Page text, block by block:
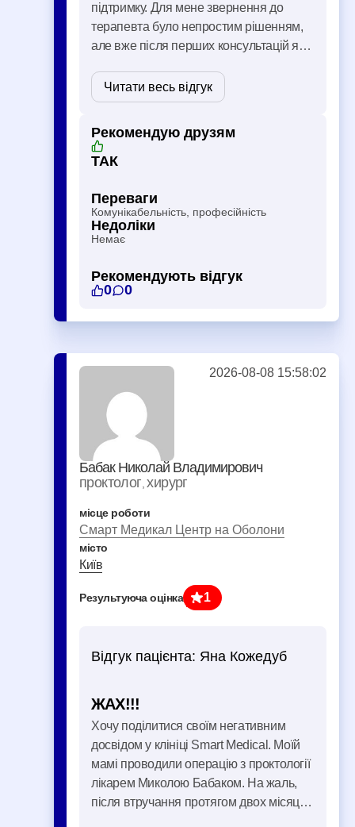
підтримку. Для мене звернення до
терапевта було непростим рішенням,
але вже після перших консультацій я
правильному місці. Дуже сподобалося,
що спілкування проходить легко й
Читати весь відгук
Рекомендую друзям
ТАК
Переваги
Комунікабельність, професійність
Недоліки
Немає
Рекомендують відгук
0
0
Бабак Николай Владимирович
проктолог ,хирург
місце роботи
Смарт Медикал Центр на Оболони
місто
Київ
Результуюча оцінка 1
2026-08-08 15:58:02
Відгук пацієнта: Яна Кожедуб
ЖАХ!!!
Хочу поділитися своїм негативним
досвідом у клініці Smart Medical. Моїй
мамі проводили операцію з проктології
лікарем Миколою Бабаком. На жаль,
після втручання протягом двох місяців